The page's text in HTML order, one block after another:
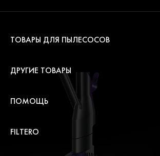
ТОВАРЫ ДЛЯ ПЫЛЕСОСОВ
ДРУГИЕ ТОВАРЫ
ПОМОЩЬ
FILTERO